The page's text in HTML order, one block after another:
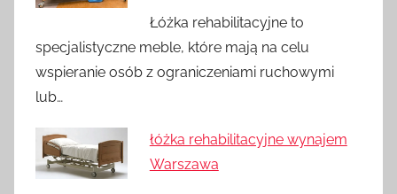
Łóżka rehabilitacyjne to
specjalistyczne meble, które mają na celu
wspieranie osób z ograniczeniami ruchowymi
lub…
łóżka rehabilitacyjne wynajem
Warszawa